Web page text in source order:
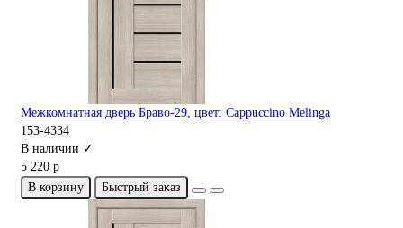
Межкомнатная дверь Браво-29, цвет: Cappuccino Melinga
153-4334
В наличии ✓
5 220 р
В корзину
Быстрый заказ